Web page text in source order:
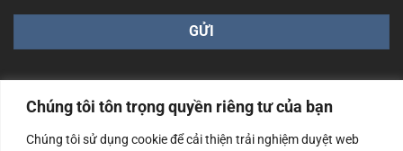
Chúng tôi tôn trọng quyền riêng tư của bạn
Chúng tôi sử dụng cookie để cải thiện trải nghiệm duyệt web